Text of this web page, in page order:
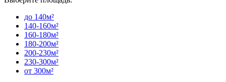
до 140м²
140-160м²
160-180м²
180-200м²
200-230м²
230-300м²
от 300м²